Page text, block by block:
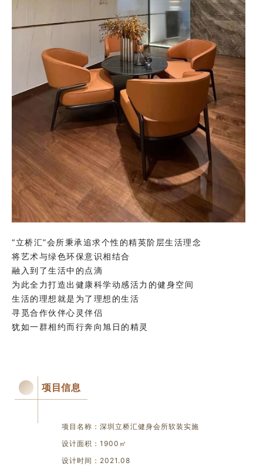
“立桥汇”会所秉承追求个性的精英阶层生活理念
将艺术与绿色环保意识相结合
融入到了生活中的点滴
为此全力打造出健康科学动感活力的健身空间
生活的理想就是为了理想的生活
寻觅合作伙伴心灵伴侣
犹如一群相约而行奔向旭日的精灵
项目信息
项目名称：深圳立桥汇健身会所软装实施
设计面积：1900㎡
设计时间：2021.08